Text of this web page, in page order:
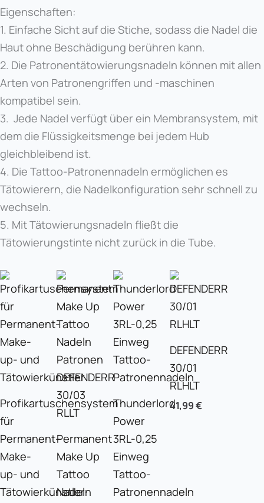
Eigenschaften:
1. Einfache Sicht auf die Stiche, sodass die Nadel die
Haut ohne Beschädigung berühren kann.
2. Die Patronentätowierungsnadeln können mit allen
Arten von Patronengriffen und -maschinen
kompatibel sein.
3. Jede Nadel verfügt über ein Membransystem, mit
dem die Flüssigkeitsmenge bei jedem Hub
gleichbleibend ist.
4. Die Tattoo-Patronennadeln ermöglichen es
Tätowierern, die Nadelkonfiguration sehr schnell zu
wechseln.
5. Mit Tätowierungsnadeln fließt die
Tätowierungstinte nicht zurück in die Tube.
Profikartuschensystem
für
Permanent-
Make-
up- und
Tätowierkünstler
Permanent
Make Up
Tattoo
Nadeln
Thunderlord
Power
3RL-0,25
Einweg
Tattoo-
Patronennadeln
DEFENDERR
30/01
RLHLT
41,99€